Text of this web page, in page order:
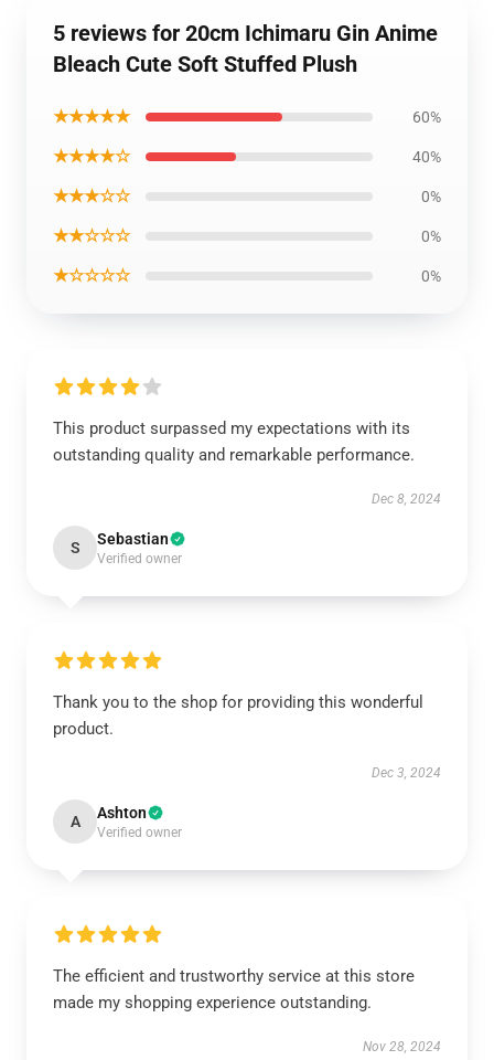
5 reviews for 20cm Ichimaru Gin Anime
Bleach Cute Soft Stuffed Plush
★★★★★ 60%
★★★★☆ 40%
★★★☆☆ 0%
★★☆☆☆ 0%
★☆☆☆☆ 0%
This product surpassed my expectations with its
outstanding quality and remarkable performance.
Dec 8, 2024
S Sebastian
Verified owner
Thank you to the shop for providing this wonderful
product.
Dec 3, 2024
A Ashton
Verified owner
The efficient and trustworthy service at this store
made my shopping experience outstanding.
Nov 28, 2024